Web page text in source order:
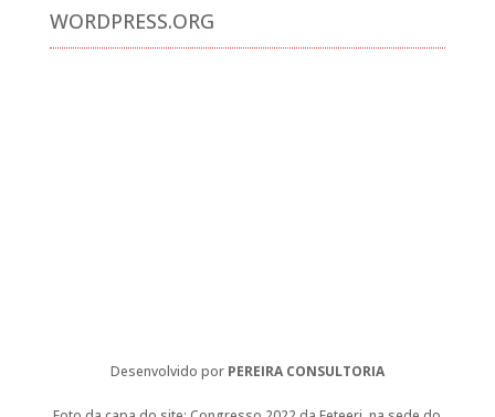
WORDPRESS.ORG
Desenvolvido por PEREIRA CONSULTORIA